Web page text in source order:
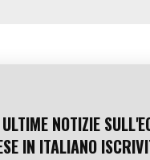
NOTIZIE
IN ITALIANO